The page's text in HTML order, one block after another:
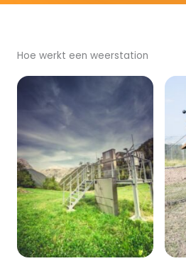
Hoe werkt een weerstation